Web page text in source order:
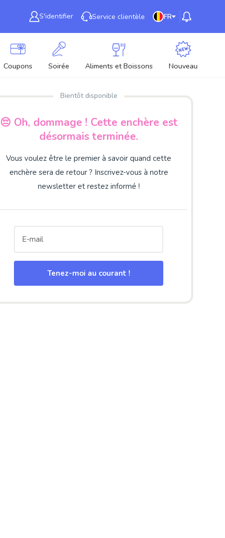
S'identifier Service clientèle FR
Coupons Soirée Aliments et Boissons Nouveau
Bientôt disponible
😔 Oh, dommage ! Cette enchère est
désormais terminée.
Vous voulez être le premier à savoir quand cette
enchère sera de retour ? Inscrivez-vous à notre
newsletter et restez informé !
Tenez-moi au courant !